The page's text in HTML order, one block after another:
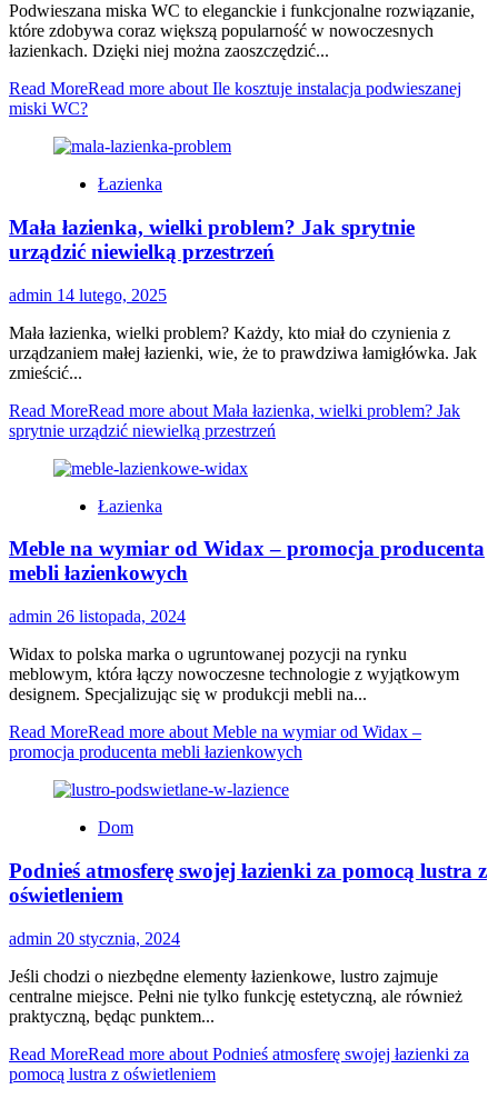
Podwieszana miska WC to eleganckie i funkcjonalne rozwiązanie,
które zdobywa coraz większą popularność w nowoczesnych
łazienkach. Dzięki niej można zaoszczędzić...
Read MoreRead more about Ile kosztuje instalacja podwieszanej
miski WC?
Łazienka
Mała łazienka, wielki problem? Jak sprytnie
urządzić niewielką przestrzeń
admin 14 lutego, 2025
Mała łazienka, wielki problem? Każdy, kto miał do czynienia z
urządzaniem małej łazienki, wie, że to prawdziwa łamigłówka. Jak
zmieścić...
Read MoreRead more about Mała łazienka, wielki problem? Jak
sprytnie urządzić niewielką przestrzeń
Łazienka
Meble na wymiar od Widax – promocja producenta
mebli łazienkowych
admin 26 listopada, 2024
Widax to polska marka o ugruntowanej pozycji na rynku
meblowym, która łączy nowoczesne technologie z wyjątkowym
designem. Specjalizując się w produkcji mebli na...
Read MoreRead more about Meble na wymiar od Widax –
promocja producenta mebli łazienkowych
Dom
Podnieś atmosferę swojej łazienki za pomocą lustra z
oświetleniem
admin 20 stycznia, 2024
Jeśli chodzi o niezbędne elementy łazienkowe, lustro zajmuje
centralne miejsce. Pełni nie tylko funkcję estetyczną, ale również
praktyczną, będąc punktem...
Read MoreRead more about Podnieś atmosferę swojej łazienki za
pomocą lustra z oświetleniem